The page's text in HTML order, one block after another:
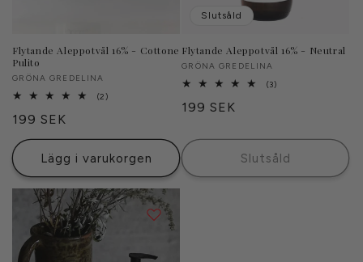
Flytande Aleppotvål 16% - Cottone
Pulito
Säljare:
GRÖNA GREDELINA
(2)2
Ordinarie
pris
199 SEK
Lägg i varukorgen
Slutsåld
Flytande Aleppotvål 16% - Neutral
Säljare:
GRÖNA GREDELINA
(3)3
Ordinarie
199 SEK
Slutsåld